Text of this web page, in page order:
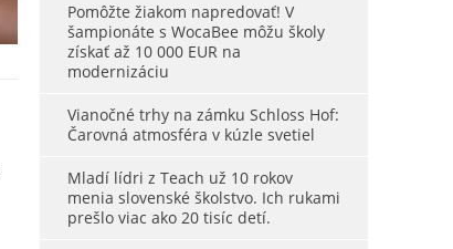
Pomôžte žiakom napredovať! V
šampionáte s WocaBee môžu školy
získať až 10 000 EUR na
modernizáciu
Vianočné trhy na zámku Schloss Hof:
Čarovná atmosféra v kúzle svetiel
Mladí lídri z Teach už 10 rokov
menia slovenské školstvo. Ich rukami
prešlo viac ako 20 tisíc detí.